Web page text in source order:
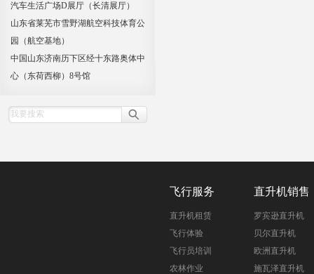
汽车生活广场D展厅（长清展厅）
山东省莱芜市雪野湖航空科技体育公
园（航空基地）
中国山东济南历下区经十东路奥体中
心（东荷西柳）8号馆
飞行服务
直升机租赁
飞行体验
飞行员培训
农林作业
直升机销售
罗宾逊直升机
贝尔直升机
欧洲直升机
施瓦泽直升机